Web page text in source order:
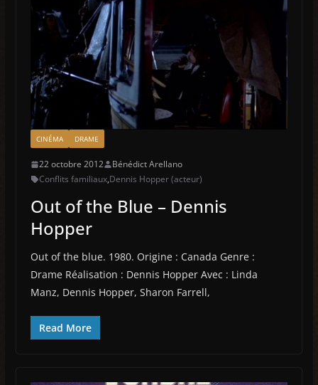
CINÉMA DRAME
22 octobre 2012
Bénédict Arellano
Conflits familiaux,Dennis Hopper (acteur)
Out of the Blue – Dennis
Hopper
Out of the blue. 1980. Origine : Canada Genre :
Drame Réalisation : Dennis Hopper Avec : Linda
Manz, Dennis Hopper, Sharon Farrell,
Read More